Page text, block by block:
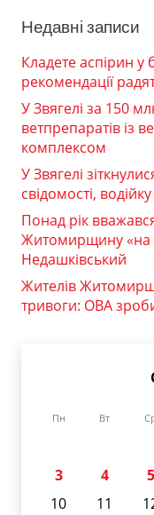
Недавні записи
Кладете аспірин у
рекомендації
У Звягелі за 150
ветпрепаратів із
комплексом
У Звягелі
свідомості,
Понад рік
Житомирщину «на
Недашківський
Жителів
тривоги: ОВА
Пн Вт
3
4 5
10
11